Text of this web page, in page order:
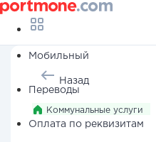
Мобильный
Переводы
Оплата по реквизитам
Назад
Коммунальные услуги